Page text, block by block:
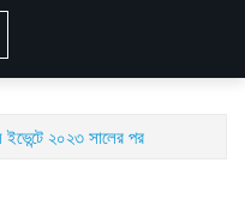
২০২৩ সালের পর